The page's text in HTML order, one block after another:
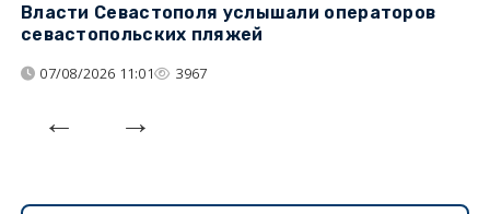
Власти Севастополя услышали операторов
севастопольских пляжей
07/08/2026 11:01 3967